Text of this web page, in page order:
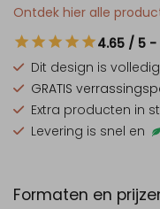
Ontdek hier alle
4.65 / 5 -
Dit design is
GRATIS
Extra producten in
Levering is snel en
Formaten en